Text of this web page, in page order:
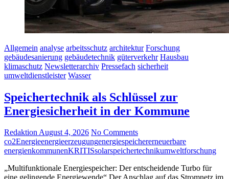
Allgemein analyse arbeitsschutz architektur Forschung
gebäudesanierung gebäudetechnik güterverkehr Hausbau
klimaschutz Newsletterarchiv Pressefach sicherheit
umweltdienstleister Wasser
Speichertechnik als Schlüssel zur
Energiesicherheit in der Kommune
RedaktionAugust 4, 2026 No Comments
co2Energieenergieerzeugungenergiespeichererneuerbare
energienkommunenKRITISsolarspeichertechnikumweltforschung
„Multifunktionale Energiespeicher: Der entscheidende Turbo für